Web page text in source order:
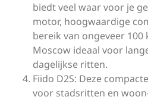
biedt veel waar voor je
motor, hoogwaardige
bereik van ongeveer 100
Moscow ideaal voor
dagelijkse ritten.
Fiido D2S: Deze
voor stadsritten en